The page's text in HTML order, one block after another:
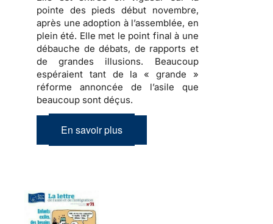
pointe des pieds début novembre,
après une adoption à l’assemblée, en
plein été. Elle met le point final à une
débauche de débats, de rapports et
de grandes illusions. Beaucoup
espéraient tant de la « grande »
réforme annoncée de l’asile que
beaucoup sont déçus.
En savoir plus